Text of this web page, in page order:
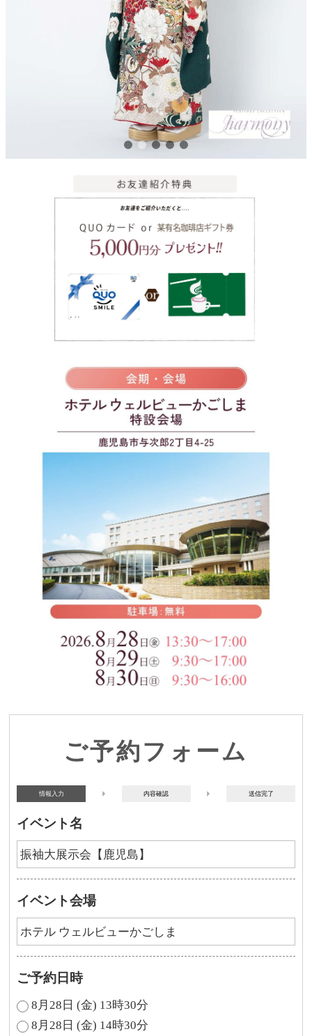
ご予約フォーム
情報入力 内容確認 送信完了
イベント名
イベント会場
ご予約日時
8月28日 (金) 13時30分
8月28日 (金) 14時30分